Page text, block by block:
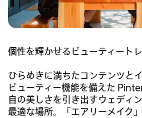
個性を輝かせるビューティート
ひらめきに満ちたコンテンツと
ビューティー機能を備えた
自の美しさを引き出すウェディ
最適な場所。「エアリーメイク